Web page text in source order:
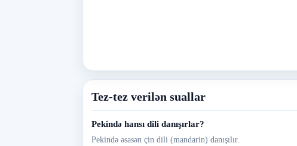
Tez-tez verilən suallar
Pekində hansı dili danışırlar?
Pekində əsasən çin dili (mandarin) danışılır.